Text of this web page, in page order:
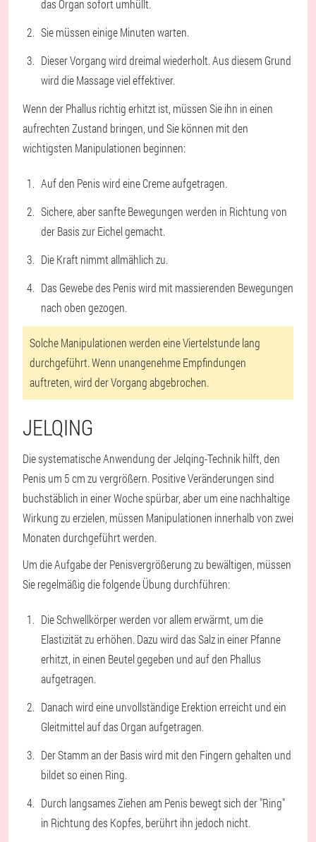
das Organ sofort umhüllt.
Sie müssen einige Minuten warten.
Dieser Vorgang wird dreimal wiederholt. Aus diesem Grund
wird die Massage viel effektiver.
Wenn der Phallus richtig erhitzt ist, müssen Sie ihn in einen
aufrechten Zustand bringen, und Sie können mit den
wichtigsten Manipulationen beginnen:
Auf den Penis wird eine Creme aufgetragen.
Sichere, aber sanfte Bewegungen werden in Richtung von
der Basis zur Eichel gemacht.
Die Kraft nimmt allmählich zu.
Das Gewebe des Penis wird mit massierenden Bewegungen
nach oben gezogen.
Solche Manipulationen werden eine Viertelstunde lang
durchgeführt. Wenn unangenehme Empfindungen
auftreten, wird der Vorgang abgebrochen.
JELQING
Die systematische Anwendung der Jelqing-Technik hilft, den
Penis um 5 cm zu vergrößern. Positive Veränderungen sind
buchstäblich in einer Woche spürbar, aber um eine nachhaltige
Wirkung zu erzielen, müssen Manipulationen innerhalb von zwei
Monaten durchgeführt werden.
Um die Aufgabe der Penisvergrößerung zu bewältigen, müssen
Sie regelmäßig die folgende Übung durchführen:
Die Schwellkörper werden vor allem erwärmt, um die
Elastizität zu erhöhen. Dazu wird das Salz in einer Pfanne
erhitzt, in einen Beutel gegeben und auf den Phallus
aufgetragen.
Danach wird eine unvollständige Erektion erreicht und ein
Gleitmittel auf das Organ aufgetragen.
Der Stamm an der Basis wird mit den Fingern gehalten und
bildet so einen Ring.
Durch langsames Ziehen am Penis bewegt sich der "Ring"
in Richtung des Kopfes, berührt ihn jedoch nicht.